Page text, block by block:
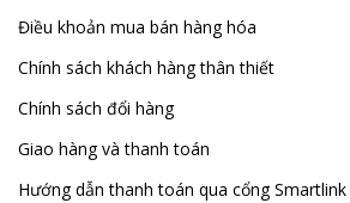
Điều khoản mua bán hàng hóa
Chính sách khách hàng thân thiết
Chính sách đổi hàng
Giao hàng và thanh toán
Hướng dẫn thanh toán qua cổng Smartlink